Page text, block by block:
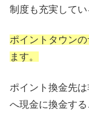
制度も充実してい
ポイントタウン
ます。
ポイント換金先
へ現金に換金す